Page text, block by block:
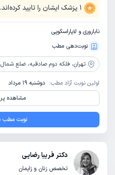
1 پزشک ایشان را تایید کرده‌اند.
ناباروری و لاپاراسکوپی
نوبت‌دهی مطب
تهران، فلکه دوم صادقیه، ضلع شمال غربی میدان، پشت پارک
اولین نوبت آزاد مطب: دوشنبه 19 مرداد
مشاهده
نوبت مطب
دکتر فریبا رضایی
تخصص زنان و زایمان